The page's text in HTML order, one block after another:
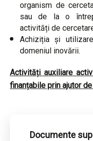
organism de
sau de la o
activități de
Achiziția și
domeniul inovării.
Activități auxiliare
finanțabile prin ajutor
Documente